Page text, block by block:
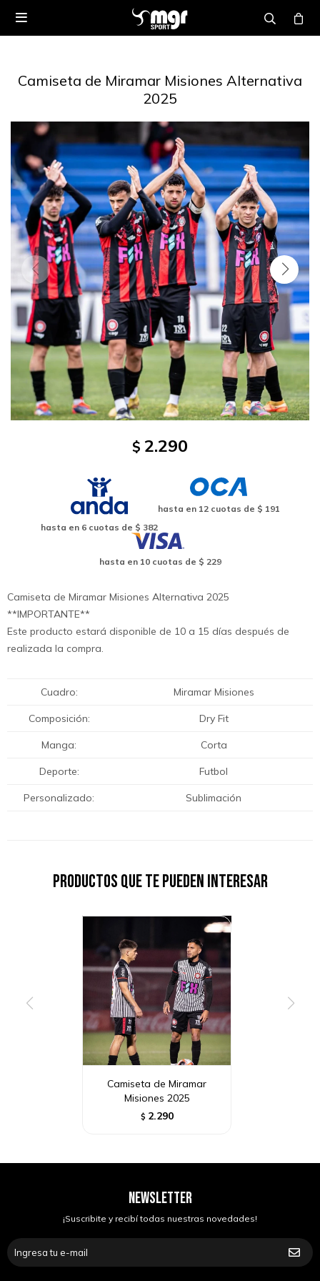

Camiseta de Miramar Misiones Alternativa
2025
$ 2.290
hasta en 6cuotas de $ 382
hasta en 12cuotas de $ 191
hasta en 10cuotas de $ 229
Camiseta de Miramar Misiones Alternativa 2025
**IMPORTANTE**
Este producto estará disponible de 10 a 15 días después de
realizada la compra.
Cuadro Miramar Misiones
Composición Dry Fit
Manga Corta
Deporte Futbol
Personalizado Sublimación
Productos que te pueden interesar
Camiseta de Miramar
Misiones 2025
$ 2.290
NEWSLETTER
¡Suscribite y recibí todas nuestras novedades!